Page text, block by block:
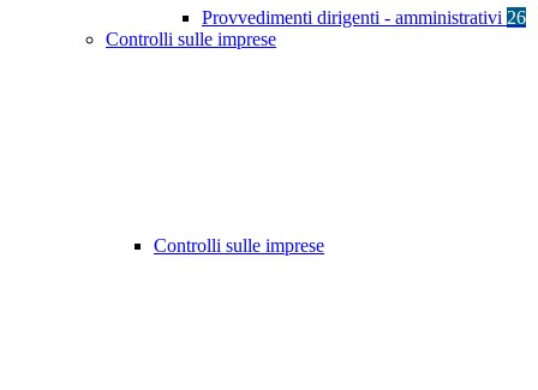
Provvedimenti dirigenti - amministrativi 26
Controlli sulle imprese
Controlli sulle imprese